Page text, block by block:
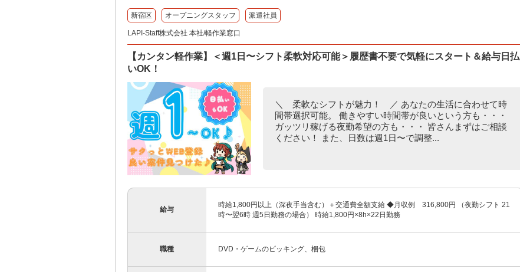
新宿区 オープニングスタッフ 派遣社員
LAPI-Staff株式会社 本社/軽作業窓口
【カンタン軽作業】＜週1日〜シフト柔軟対応可能＞履歴書不要で気軽にスタート＆給与日払
いOK！
＼ 柔軟なシフトが魅力！ ／ あなたの生活に合わせて時
間帯選択可能。 働きやすい時間帯が良いという方も・・・
ガッツリ稼げる夜勤希望の方も・・・ 皆さんまずはご相談
ください！ また、日数は週1日〜で調整...
給与
時給1,800円以上（深夜手当含む）＋交通費全額支給 ◆月収例 316,800円 （夜勤シフト 21
時〜翌6時 週5日勤務の場合） 時給1,800円×8h×22日勤務
職種 DVD・ゲームのピッキング、梱包